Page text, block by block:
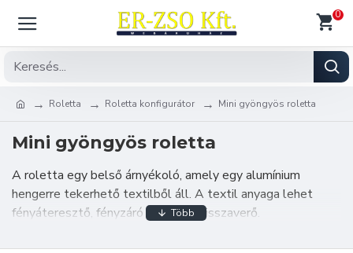
0
Roletta Roletta konfigurátor Mini gyöngyös roletta
Mini gyöngyös roletta
A roletta egy belső árnyékoló, amely egy alumínium
hengerre tekerhető textilből áll. A textil anyaga lehet
fényáteresztő, fényzáró vagy fényvisszaverő.